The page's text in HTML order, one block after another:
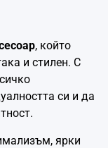
, който
и стилен. С
си и да
ярки